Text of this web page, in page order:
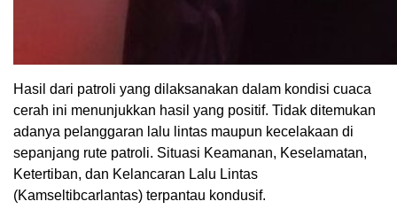
Hasil dari patroli yang dilaksanakan dalam kondisi cuaca
cerah ini menunjukkan hasil yang positif. Tidak ditemukan
adanya pelanggaran lalu lintas maupun kecelakaan di
sepanjang rute patroli. Situasi Keamanan, Keselamatan,
Ketertiban, dan Kelancaran Lalu Lintas
(Kamseltibcarlantas) terpantau kondusif.